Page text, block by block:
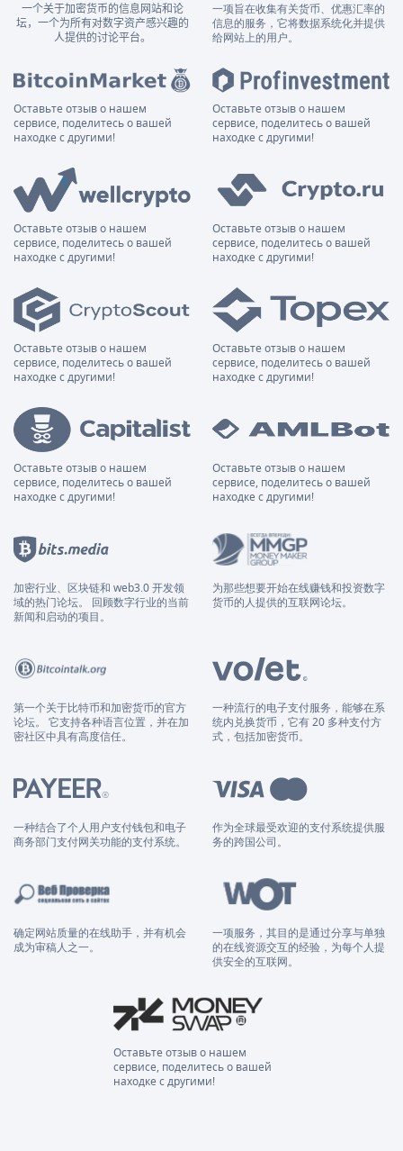
一个关于加密货币的信息网站和论
坛，一个为所有对数字资产感兴趣的
人提供的讨论平台。
一项旨在收集有关货币、优惠汇率的
信息的服务，它将数据系统化并提供
给网站上的用户。
Оставьте отзыв о нашем
сервисе, поделитесь о вашей
находке с другими!
Оставьте отзыв о нашем
сервисе, поделитесь о вашей
находке с другими!
Оставьте отзыв о нашем
сервисе, поделитесь о вашей
находке с другими!
Оставьте отзыв о нашем
сервисе, поделитесь о вашей
находке с другими!
Оставьте отзыв о нашем
сервисе, поделитесь о вашей
находке с другими!
Оставьте отзыв о нашем
сервисе, поделитесь о вашей
находке с другими!
Оставьте отзыв о нашем
сервисе, поделитесь о вашей
находке с другими!
Оставьте отзыв о нашем
сервисе, поделитесь о вашей
находке с другими!
加密行业、区块链和 web3.0 开发领
域的热门论坛。 回顾数字行业的当前
新闻和启动的项目。
为那些想要开始在线赚钱和投资数字
货币的人提供的互联网论坛。
第一个关于比特币和加密货币的官方
论坛。 它支持各种语言位置，并在加
密社区中具有高度信任。
一种流行的电子支付服务，能够在系
统内兑换货币，它有 20 多种支付方
式，包括加密货币。
一种结合了个人用户支付钱包和电子
商务部门支付网关功能的支付系统。
作为全球最受欢迎的支付系统提供服
务的跨国公司。
确定网站质量的在线助手，并有机会
成为审稿人之一。
一项服务，其目的是通过分享与单独
的在线资源交互的经验，为每个人提
供安全的互联网。
Оставьте отзыв о нашем
сервисе, поделитесь о вашей
находке с другими!